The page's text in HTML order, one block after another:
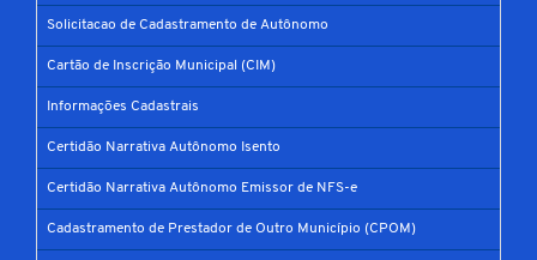
Solicitacao de Cadastramento de Autônomo
Cartão de Inscrição Municipal (CIM)
Informações Cadastrais
Certidão Narrativa Autônomo Isento
Certidão Narrativa Autônomo Emissor de NFS-e
Cadastramento de Prestador de Outro Município (CPOM)